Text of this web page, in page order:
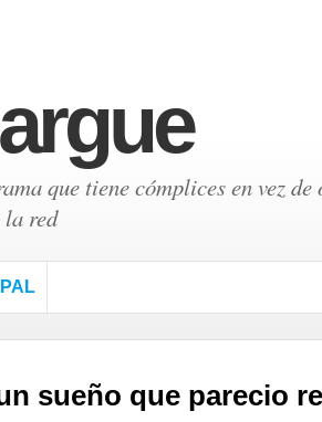
que tiene cómplices en vez
red
sueño que parecio